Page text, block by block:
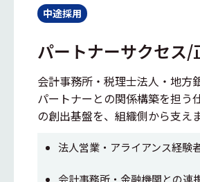
中途採用
パートナーサクセス/
会計事務所・税理士法人・地方
パートナーとの関係構築を担う
の創出基盤を、組織側から支えま
法人営業・アライアンス経験
会計事務所・金融機関との連